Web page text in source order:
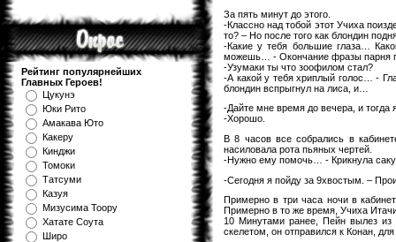
Рейтинг популярнейших
Главных Героев!
Цукунэ
Юки Рито
Амакава Юто
Какеру
Кинджи
Томоки
Татсуми
Казуя
Мизуcима Тоору
Хатате Соута
Широ
За пять минут до этого.
-Классно над тобой этот Учиха
то? – Но после того как блондин
-Какие у тебя большие глаза…
можешь… - Окончание фразы парня
-Узумаки ты что зоофилом стал?
-А какой у тебя хриплый голос… -
блондин вспрыгнул на лиса, и…
-Дайте мне время до вечера, и тогда
-Хорошо.
В 8 часов все собрались в
насиловала рота пьяных чертей.
-Нужно ему помочь… - Крикнула
-Сегодня я пойду за 9хвостым. –
Примерно в три часа ночи в
Примерно в то же время, Учиха
10 Минутами ранее, Пейн вылез из
скелетом, он отправился к Конан,